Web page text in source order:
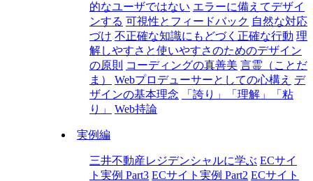
的なユーザではない エラーに備えてデザイ
ンする 可視性とフィードバック 自然な対応
づけ 不正確な知識にもどづく正確な行動 理
解しやすさと使いやすさのためのデザイン
の原則 コーディングの真善美 言霊（ことだ
ま）
Webプロデューサーとしての心構え デ
ザインの基本理念
「誇り」「理解」「粘
り」
Web持論
実例編
三井不動産レジデンシャルに学ぶ ECサイ
ト実例 Part3 ECサイト実例 Part2 ECサイト